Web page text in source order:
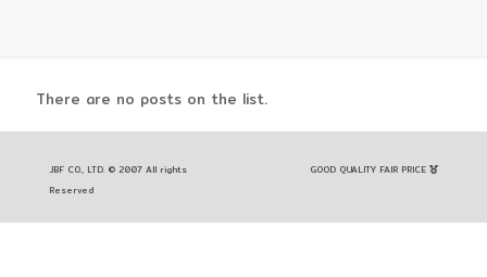
There are no posts on the list.
JBF CO., LTD. © 2007 All rights
Reserved
GOOD QUALITY FAIR PRICE